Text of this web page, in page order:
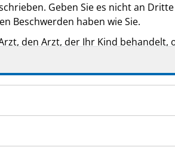
Geben Sie es nicht an
Beschwerden haben wie Sie.
den Arzt, der Ihr Kind behandelt,
Packungsbeilage angegeben